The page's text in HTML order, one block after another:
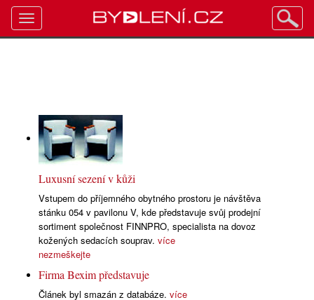
Luxusní sezení v kůži
Vstupem do příjemného obytného prostoru je návštěva
stánku 054 v pavilonu V, kde představuje svůj prodejní
sortiment společnost FINNPRO, specialista na dovoz
kožených sedacích souprav. více
nezmeškejte
Firma Bexim představuje
Článek byl smazán z databáze. více
Toggle
navigation